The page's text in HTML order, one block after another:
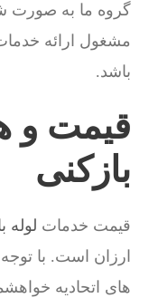
گروه ما به صورت
مشغول ارائه
باشد.
قیمت و
بازکنی
قیمت خدمات لوله
ارزان است. با
های اتحادیه